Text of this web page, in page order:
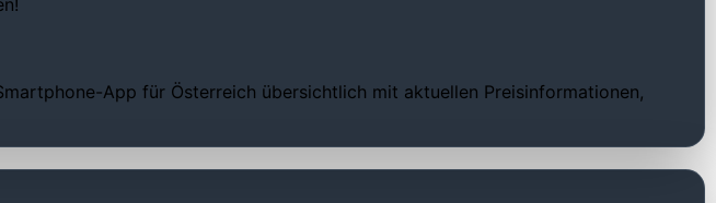
App für Österreich übersichtlich mit aktuellen Preisinformationen,